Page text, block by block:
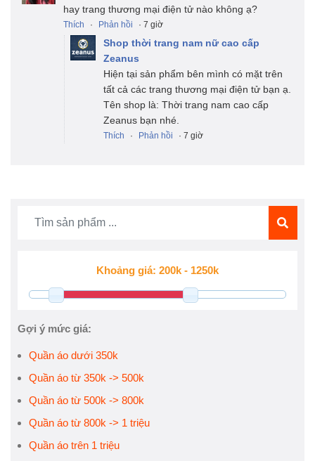
hay trang thương mại điện tử nào không ạ?
Thích · Phản hồi · 7 giờ
Shop thời trang nam nữ cao cấp
Zeanus
Hiện tại sản phẩm bên mình có mặt trên
tất cả các trang thương mại điện tử bạn ạ.
Tên shop là: Thời trang nam cao cấp
Zeanus bạn nhé.
Thích · Phản hồi · 7 giờ
Gợi ý mức giá:
Quần áo dưới 350k
Quần áo từ 350k -> 500k
Quần áo từ 500k -> 800k
Quần áo từ 800k -> 1 triệu
Quần áo trên 1 triệu